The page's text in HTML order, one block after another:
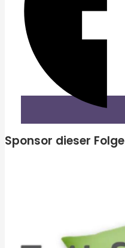
Sponsor dieser Folge